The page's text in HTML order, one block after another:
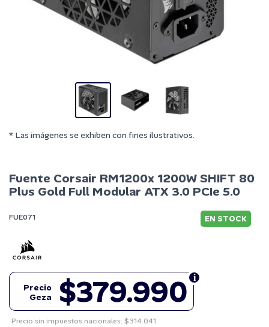
* Las imágenes se exhiben con fines ilustrativos.
Fuente Corsair RM1200x 1200W SHIFT 80
Plus Gold Full Modular ATX 3.0 PCIe 5.0
FUE071 EN STOCK
$379.990
Precio
Geza
Precio sin impuestos nacionales: $314.041